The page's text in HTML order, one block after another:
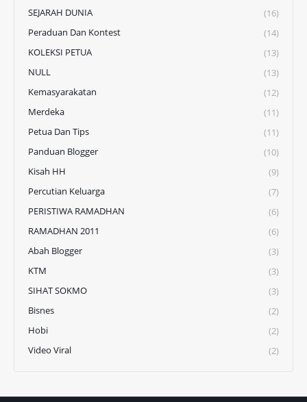
SEJARAH DUNIA
(16)
Peraduan Dan Kontest
(14)
KOLEKSI PETUA
(13)
NULL
(13)
Kemasyarakatan
(12)
Merdeka
(11)
Petua Dan Tips
(11)
Panduan Blogger
(10)
Kisah HH
(9)
Percutian Keluarga
(7)
PERISTIWA RAMADHAN
(6)
RAMADHAN 2011
(6)
Abah Blogger
(3)
KTM
(3)
SIHAT SOKMO
(3)
Bisnes
(2)
Hobi
(2)
Video Viral
(2)